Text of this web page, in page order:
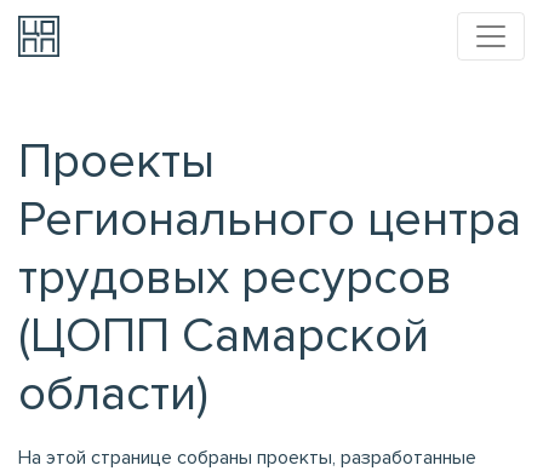
Проекты
Регионального центра
трудовых ресурсов
(ЦОПП Самарской
области)
На этой странице собраны проекты, разработанные